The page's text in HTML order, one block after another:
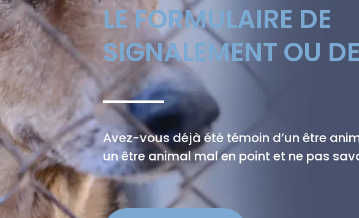
LE FORMULAIRE DE
SIGNALEMENT OU
Avez-vous déjà été témoin d’un être
un être animal mal en point et ne pas